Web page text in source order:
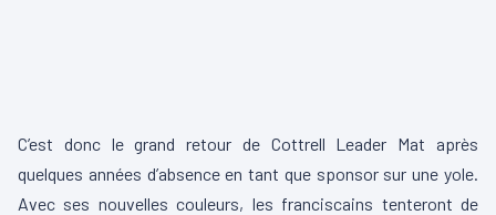
C’est donc le grand retour de Cottrell Leader Mat après
quelques années d’absence en tant que sponsor sur une yole.
Avec ses nouvelles couleurs, les franciscains tenteront de